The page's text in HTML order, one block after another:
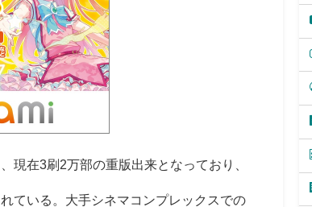
現在3刷2万部の重版出来となっており、
ている。大手シネマコンプレックスでの